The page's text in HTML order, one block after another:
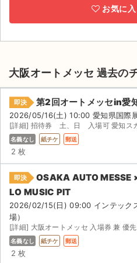
ご利用ガイド
ご利用ガイド
手数料・お支払い方法
AIに質問する
よくある質問
お知らせ
お気に
大阪オートメッセ 過去の
即決 第2回オートメッセin愛
2026/05/16(土) 10:00 愛知県国際展
名義なし 紙チケ 郵送
2 枚
即決
OSAKA AUTO
LO MUSIC PIT
2026/02/15(日) 09:00 インテック
場）
名義なし 紙チケ 郵送
2 枚